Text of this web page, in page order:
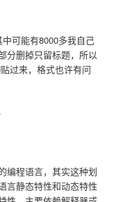
可能有8000多我自己
分删掉只留标题，所以
过来，格式也许有问
编程语言，其实这种划
言静态特性和动态特性